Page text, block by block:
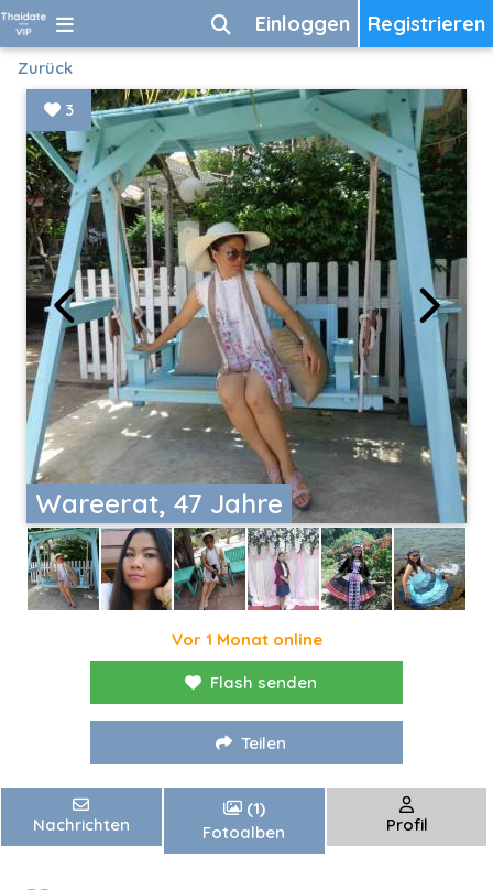
Registrieren
Einloggen
Zurück
Wareerat, 47 Jahre
3
Vor 1 Monat online
Flash senden
Teilen
Nachrichten
(1)
Fotoalben
Profil